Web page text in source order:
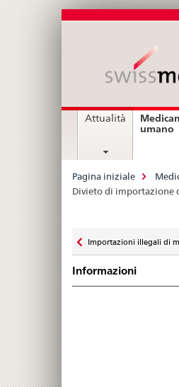
Navigation
Attualità
umano
Breadcrumb
Pagina iniziale
Divieto di importazione
zu
Importazioni illegali di
Informazioni